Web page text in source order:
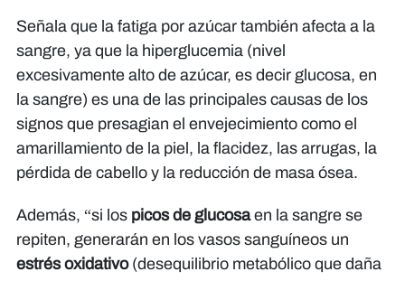
Señala que la fatiga por azúcar también afecta a la
sangre, ya que la hiperglucemia (nivel
excesivamente alto de azúcar, es decir glucosa, en
la sangre) es una de las principales causas de los
signos que presagian el envejecimiento como el
amarillamiento de la piel, la flacidez, las arrugas, la
pérdida de cabello y la reducción de masa ósea.
Además, “si los picos de glucosaen la sangre se
repiten, generarán en los vasos sanguíneos un
estrés oxidativo (desequilibrio metabólico que daña